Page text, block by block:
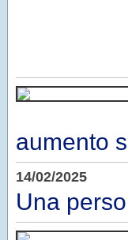
aumento
14/02/2025
Una